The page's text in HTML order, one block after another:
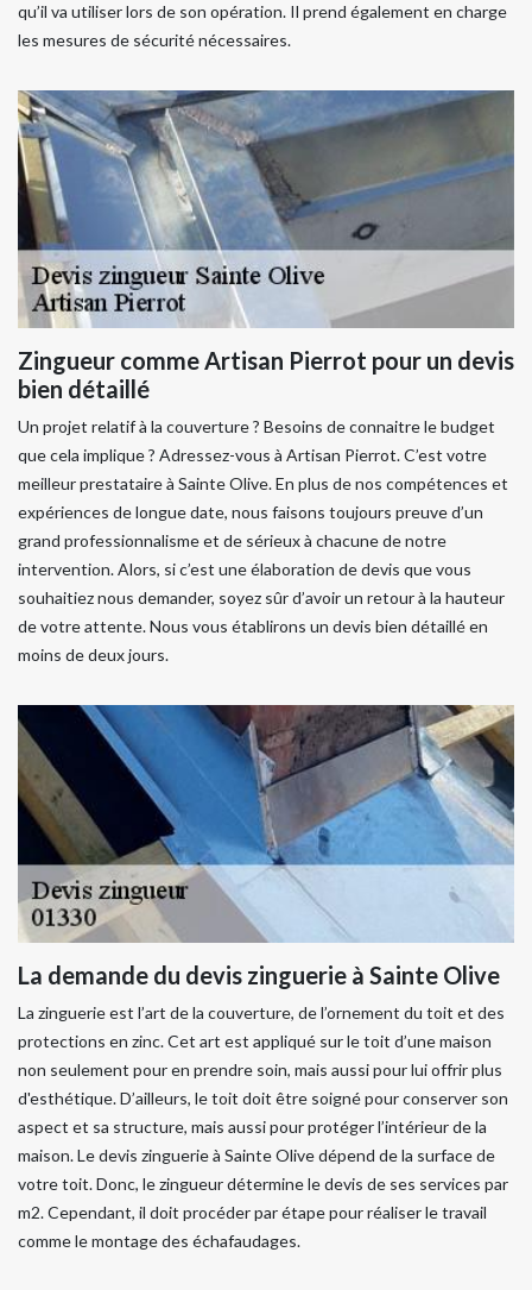
qu’il va utiliser lors de son opération. Il prend également en charge
les mesures de sécurité nécessaires.
Zingueur comme Artisan Pierrot pour un devis
bien détaillé
Un projet relatif à la couverture ? Besoins de connaitre le budget
que cela implique ? Adressez-vous à Artisan Pierrot. C’est votre
meilleur prestataire à Sainte Olive. En plus de nos compétences et
expériences de longue date, nous faisons toujours preuve d’un
grand professionnalisme et de sérieux à chacune de notre
intervention. Alors, si c’est une élaboration de devis que vous
souhaitiez nous demander, soyez sûr d’avoir un retour à la hauteur
de votre attente. Nous vous établirons un devis bien détaillé en
moins de deux jours.
La demande du devis zinguerie à Sainte Olive
La zinguerie est l’art de la couverture, de l’ornement du toit et des
protections en zinc. Cet art est appliqué sur le toit d’une maison
non seulement pour en prendre soin, mais aussi pour lui offrir plus
d'esthétique. D’ailleurs, le toit doit être soigné pour conserver son
aspect et sa structure, mais aussi pour protéger l’intérieur de la
maison. Le devis zinguerie à Sainte Olive dépend de la surface de
votre toit. Donc, le zingueur détermine le devis de ses services par
m2. Cependant, il doit procéder par étape pour réaliser le travail
comme le montage des échafaudages.